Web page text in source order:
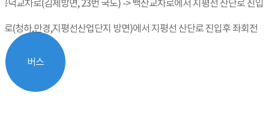
교차로(김제방면, 23번 국도) -> 백산교차로에서 지평선 산단로 진입
(청하,만경,지평선산업단지 방면)에서 지평선 산단로 진입후 좌회전
버스